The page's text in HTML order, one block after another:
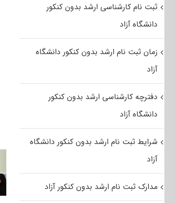
ثبت نام کارشناسی ارشد بدون کنکور
دانشگاه آزاد
زمان ثبت نام ارشد بدون کنکور دانشگاه
آزاد
دفترچه کارشناسی ارشد بدون کنکور
دانشگاه آزاد
شرایط ثبت نام ارشد بدون کنکور دانشگاه
آزاد
مدارک ثبت نام ارشد بدون کنکور آزاد